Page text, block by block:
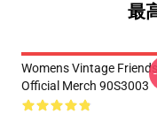
最
Womens Vintage
Official Merch 90S3003